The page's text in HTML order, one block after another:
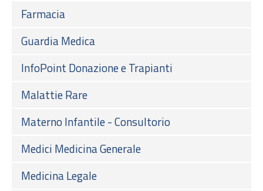
Farmacia
Guardia Medica
InfoPoint Donazione e Trapianti
Malattie Rare
Materno Infantile - Consultorio
Medici Medicina Generale
Medicina Legale